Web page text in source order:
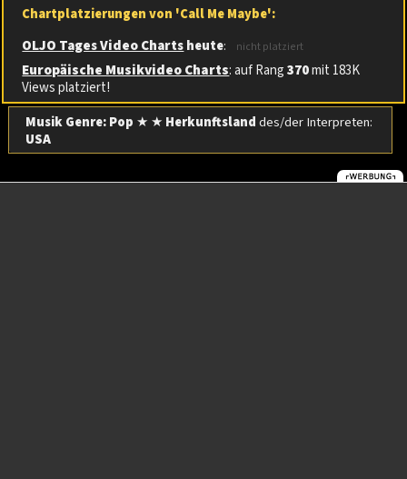
Chartplatzierungen von 'Call Me Maybe':
OLJO Tages Video Chartsheute: nicht platziert
Europäische Musikvideo Charts: auf Rang370mit 183K
Views platziert!
Musik Genre: Pop ★ ★ Herkunftslanddes/der Interpreten:
USA